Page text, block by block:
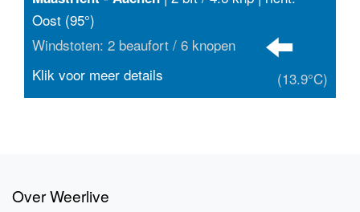
Oost (95°)
Windstoten: 2 beaufort / 6 knopen
(13.9°C)
Klik voor meer details
Over Weerlive